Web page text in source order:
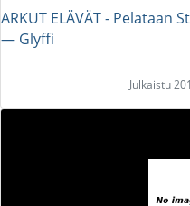
ARKUT ELÄVÄT - Pelataan
― Glyffi
Julkaistu